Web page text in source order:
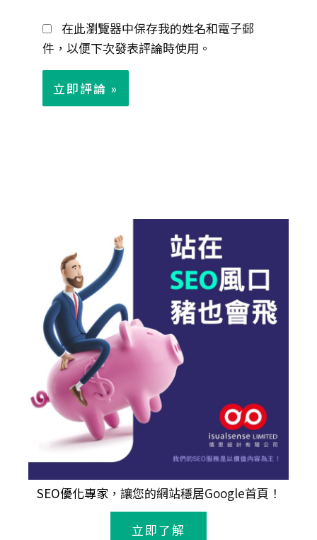
件
*
在此瀏覽器中保存我的姓名和電子郵
件，以便下次發表評論時使用。
SEO優化專家，讓您的網站穩居Google首頁！
立即了解